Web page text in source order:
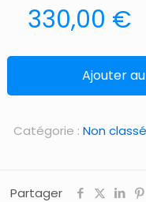
330,00 €
Ajouter
Catégorie : Non classé
Partager